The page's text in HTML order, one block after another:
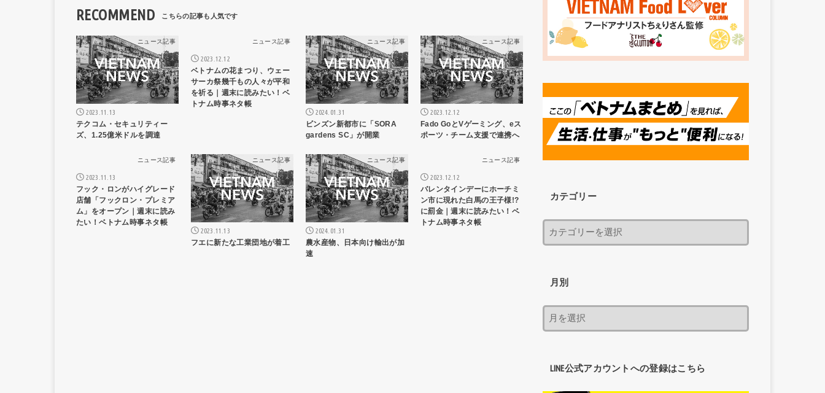
RECOMMEND
ニュース記事
2023.11.13
テクコム・セキュリティー
ズ、1.25億米ドルを調達
ニュース記事
2023.12.12
ベトナムの花まつり、ウェー
サーカ祭幾千もの人々が平和
を祈る｜週末に読みたい！ベ
トナム時事ネタ帳
ニュース記事
2024.01.31
ビンズン新都市に「SORA
gardens SC」が開業
ニュース記事
2023.12.12
Fado GoとVゲーミング、eス
ポーツ・チーム支援で連携へ
ニュース記事
2023.11.13
フック・ロンがハイグレード
店舗「フックロン・プレミア
ム」をオープン｜週末に読み
たい！ベトナム時事ネタ帳
ニュース記事
2023.11.13
フエに新たな工業団地が着工
ニュース記事
2024.01.31
農水産物、日本向け輸出が加
速
ニュース記事
2023.12.12
バレンタインデーにホーチミ
ン市に現れた白馬の王子様!?
に罰金｜週末に読みたい！ベ
トナム時事ネタ帳
カテゴリー
月別
LINE公式アカウントへの登録はこちら